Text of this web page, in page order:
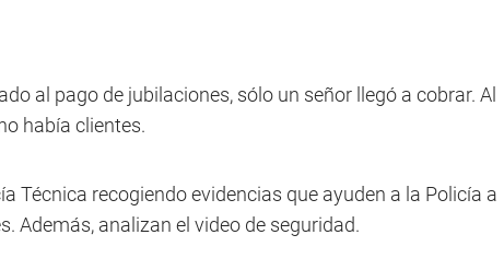
al pago de jubilaciones, sólo un señor llegó a cobrar. Al
había clientes.
Técnica recogiendo evidencias que ayuden a la Policía a
Además, analizan el video de seguridad.